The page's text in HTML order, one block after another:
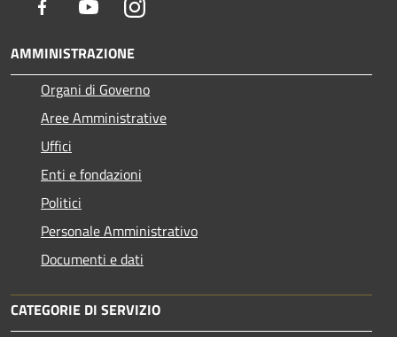
Facebook YoutubeInstagram
AMMINISTRAZIONE
Organi di Governo
Aree Amministrative
Uffici
Enti e fondazioni
Politici
Personale Amministrativo
Documenti e dati
CATEGORIE DI SERVIZIO